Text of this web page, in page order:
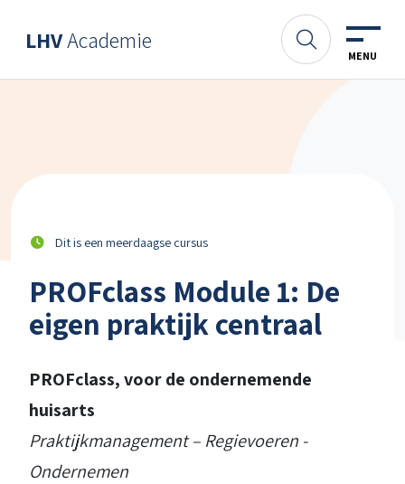
LHVAcademie
Academie
MENU
Zoeken
Dit is een meerdaagse cursus
PROFclass Module 1: De
eigen praktijk centraal
PROFclass, voor de ondernemende
huisarts
Praktijkmanagement – Regievoeren -
Ondernemen